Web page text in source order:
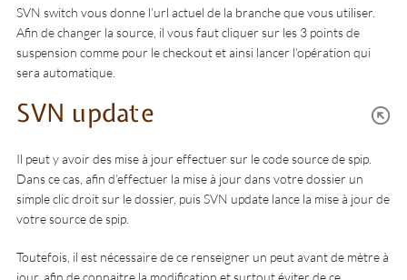
SVN switch vous donne l’url actuel de la branche que vous utiliser.
Afin de changer la source, il vous faut cliquer sur les 3 points de
suspension comme pour le checkout et ainsi lancer l’opération qui
sera automatique.
SVN update
Il peut y avoir des mise à jour effectuer sur le code source de spip.
Dans ce cas, afin d’effectuer la mise à jour dans votre dossier un
simple clic droit sur le dossier, puis SVN update lance la mise à jour de
votre source de spip.
Toutefois, il est nécessaire de ce renseigner un peut avant de mètre à
jour, afin de connaitre la modification et surtout éviter de ce